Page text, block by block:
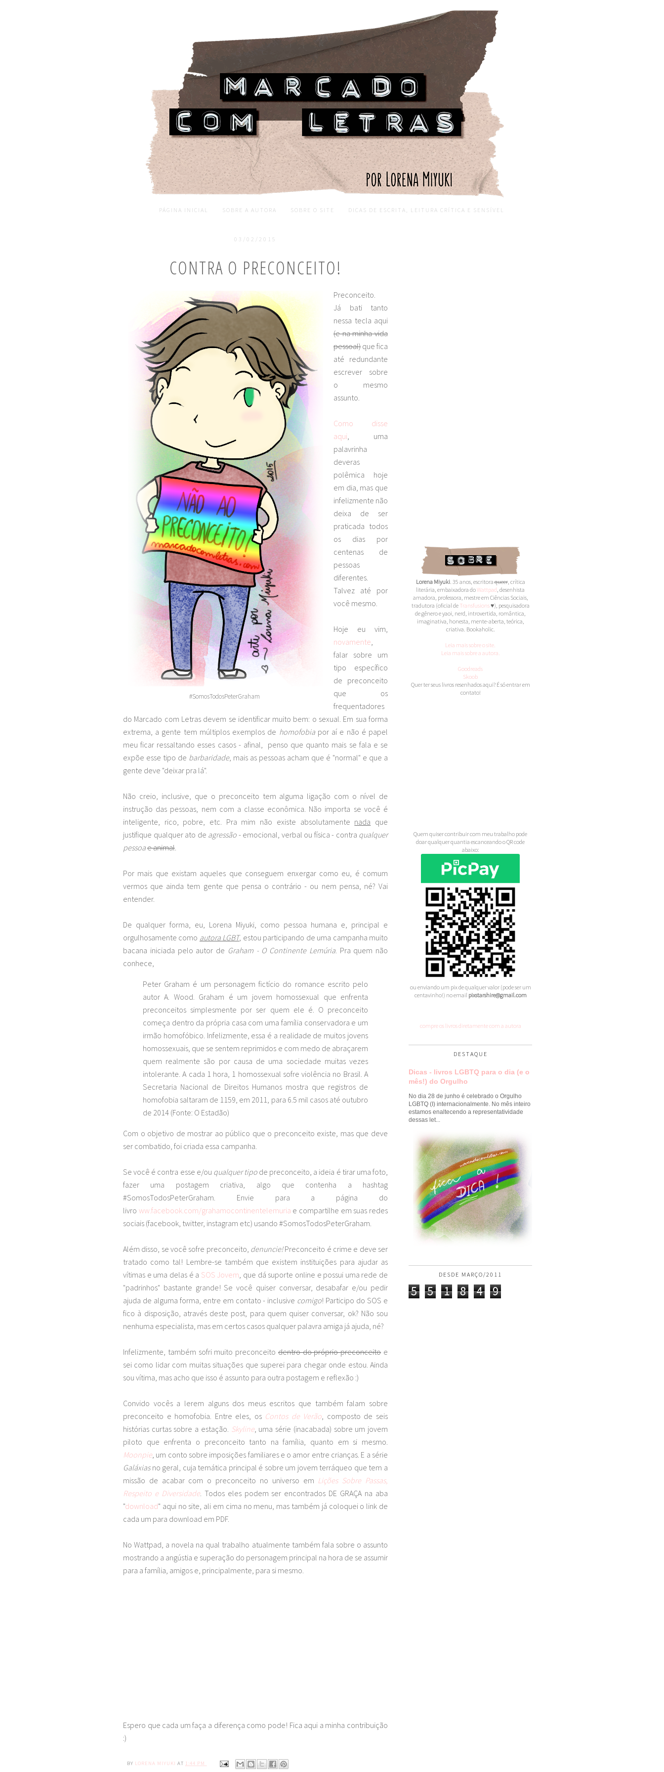
PÁGINA INICIAL SOBRE A AUTORA SOBRE O SITE DICAS DE ESCRITA, LEITURA CRÍTICA E SENSÍVEL
03/02/2015
CONTRA O PRECONCEITO!
#SomosTodosPeterGraham
Preconceito.
Já bati tanto
nessa tecla aqui
(e na minha vida
pessoal) que fica
até redundante
escrever sobre
o mesmo
assunto.
Como disse
aqui , uma
palavrinha
deveras
polêmica hoje
em dia, mas que
infelizmente não
deixa de ser
praticada todos
os dias por
centenas de
pessoas
diferentes.
Talvez até por
você mesmo.
Hoje eu vim,
novamente
falar sobre um
tipo específico
de preconceito
que os
frequentadores
do Marcado com Letras devem se identificar muito bem: o sexual. Em sua forma
extrema, a gente tem múltiplos exemplos de homofobiapor aí e não é papel
meu ficar ressaltando esses casos - afinal, penso que quanto mais se fala e se
expõe esse tipo de barbaridade, mais as pessoas acham que é "normal" e que a
gente deve "deixar pra lá".
Não creio, inclusive, que o preconceito tem alguma ligação com o nível de
instrução das pessoas, nem com a classe econômica. Não importa se você é
inteligente, rico, pobre, etc. Pra mim não existe absolutamente nada que
justifique qualquer ato de agressão - emocional, verbal ou física - contra qualquer
pessoae animal
Por mais que existam aqueles que conseguem enxergar como eu, é comum
vermos que ainda tem gente que pensa o contrário - ou nem pensa, né? Vai
entender.
De qualquer forma, eu, Lorena Miyuki, como pessoa humana e, principal e
orgulhosamente como autora LGBT, estou participando de uma campanha muito
bacana iniciada pelo autor de Graham - O Continente Lemúria. Pra quem não
conhece,
Peter Graham é um personagem fictício do romance escrito pelo
autor A. Wood. Graham é um jovem homossexual que enfrenta
preconceitos simplesmente por ser quem ele é. O preconceito
começa dentro da própria casa com uma família conservadora e um
irmão homofóbico. Infelizmente, essa é a realidade de muitos jovens
homossexuais, que se sentem reprimidos e com medo de abraçarem
quem realmente são por causa de uma sociedade muitas vezes
intolerante. A cada 1 hora, 1 homossexual sofre violência no Brasil. A
Secretaria Nacional de Direitos Humanos mostra que registros de
homofobia saltaram de 1159, em 2011, para 6.5 mil casos até outubro
de 2014 (Fonte: O Estadão)
Com o objetivo de mostrar ao público que o preconceito existe, mas que deve
ser combatido, foi criada essa campanha.
Se você é contra esse e/ou qualquer tipode preconceito, a ideia é tirar uma foto,
fazer uma postagem criativa, algo que contenha a hashtag
#SomosTodosPeterGraham. Envie para a página do
livro ww.facebook.com/grahamocontinentelemuria e compartilhe em suas redes
sociais (facebook, twitter, instagram etc) usando #SomosTodosPeterGraham.
Além disso, se você sofre preconceito, denuncie!Preconceito é crime e deve ser
tratado como tal! Lembre-se também que existem instituições para ajudar as
vítimas e uma delas é a SOS Jovem , que dá suporte online e possui uma rede de
"padrinhos" bastante grande! Se você quiser conversar, desabafar e/ou pedir
ajuda de alguma forma, entre em contato - inclusive comigo! Participo do SOS e
fico à disposição, através deste post, para quem quiser conversar, ok? Não sou
nenhuma especialista, mas em certos casos qualquer palavra amiga já ajuda, né?
Infelizmente, também sofri muito preconceito dentro do próprio preconceitoe
sei como lidar com muitas situações que superei para chegar onde estou. Ainda
sou vítima, mas acho que isso é assunto para outra postagem e reflexão :)
Convido vocês a lerem alguns dos meus escritos que também falam sobre
preconceito e homofobia. Entre eles, os Contos de Verão , composto de seis
histórias curtas sobre a estação. Skyline, uma série (inacabada) sobre um jovem
piloto que enfrenta o preconceito tanto na família, quanto em si mesmo.
Moonpie, um conto sobre imposições familiares e o amor entre crianças. E a série
Galáxias no geral, cuja temática principal é sobre um jovem terráqueo que tem a
missão de acabar com o preconceito no universo em Lições Sobre Passas,
Respeito e Diversidade. Todos eles podem ser encontrados DE GRAÇA na aba
"download" aqui no site, ali em cima no menu, mas também já coloquei o link de
cada um para download em PDF.
No Wattpad, a novela na qual trabalho atualmente também fala sobre o assunto
mostrando a angústia e superação do personagem principal na hora de se assumir
para a família, amigos e, principalmente, para si mesmo.
Espero que cada um faça a diferença como pode! Fica aqui a minha contribuição
:)
BY LORENA MIYUKI AT 1:44 PM
Lorena Miyuki. 35 anos, escritoraqueer, crítica
literária, embaixadora doWattpad, desenhista
amadora, professora, mestre em Ciências Sociais,
tradutora (oficial de Transfusions♥), pesquisadora
de gênero e yaoi, nerd, introvertida, romântica,
imaginativa, honesta, mente-aberta, teórica,
criativa. Bookaholic.
Leia mais sobre o site.
Leia mais sobre a autora.
Goodreads
Skoob
Quer ter seus livros resenhados aqui? É só entrar em
contato!
Quem quiser contribuir com meu trabalho pode
doar qualquer quantia escanceando o QR code
abaixo:
ou enviando um pix de qualquer valor (pode ser um
centavinho!) no email pixstarshire@gmail.com
compre os livros diretamente com a autora
DESTAQUE
Dicas - livros LGBTQ para o dia (e o
mês!) do Orgulho
No dia 28 de junho é celebrado o Orgulho
LGBTQ (I) internacionalmente. No mês inteiro
estamos enaltecendo a representatividade
dessas let...
DESDE MARÇO/2011
5 5 1 8 4 9